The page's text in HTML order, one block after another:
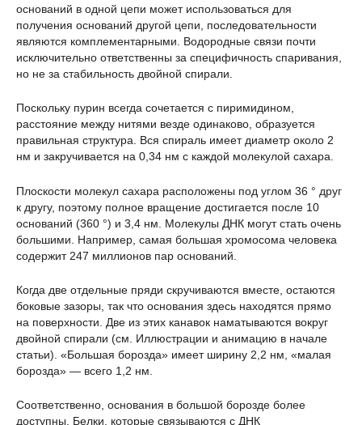
оснований в одной цепи может использоваться для
получения оснований другой цепи, последовательности
являются комплементарными. Водородные связи почти
исключительно ответственны за специфичность спаривания,
но не за стабильность двойной спирали.
Поскольку пурин всегда сочетается с пиримидином,
расстояние между нитями везде одинаково, образуется
правильная структура. Вся спираль имеет диаметр около 2
нм и закручивается на 0,34 нм с каждой молекулой сахара.
Плоскости молекул сахара расположены под углом 36 ° друг
к другу, поэтому полное вращение достигается после 10
оснований (360 °) и 3,4 нм. Молекулы ДНК могут стать очень
большими. Например, самая большая хромосома человека
содержит 247 миллионов пар оснований.
Когда две отдельные пряди скручиваются вместе, остаются
боковые зазоры, так что основания здесь находятся прямо
на поверхности. Две из этих канавок наматываются вокруг
двойной спирали (см. Иллюстрации и анимацию в начале
статьи). «Большая борозда» имеет ширину 2,2 нм, «малая
борозда» — всего 1,2 нм.
Соответственно, основания в большой борозде более
доступны. Белки, которые связываются с ДНК